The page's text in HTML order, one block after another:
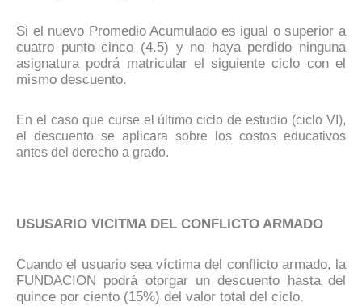
Si el nuevo Promedio Acumulado es igual o superior a
cuatro punto cinco (4.5) y no haya perdido ninguna
asignatura podrá matricular el siguiente ciclo con el
mismo descuento.
En el caso que curse el último ciclo de estudio (ciclo VI),
el descuento se aplicara sobre los costos educativos
antes del derecho a grado.
USUSARIO VICITMA DEL CONFLICTO ARMADO
Cuando el usuario sea víctima del conflicto armado, la
FUNDACION podrá otorgar un descuento hasta del
quince por ciento (15%) del valor total del ciclo.